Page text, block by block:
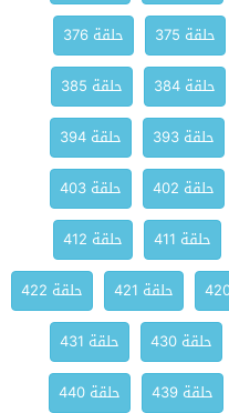
حلقة 375
حلقة 376
حلقة 384
حلقة 385
حلقة 393
حلقة 394
حلقة 402
حلقة 403
حلقة 411
حلقة 412
حلقة 421
حلقة 422
حلقة 430
حلقة 431
حلقة 439
حلقة 440